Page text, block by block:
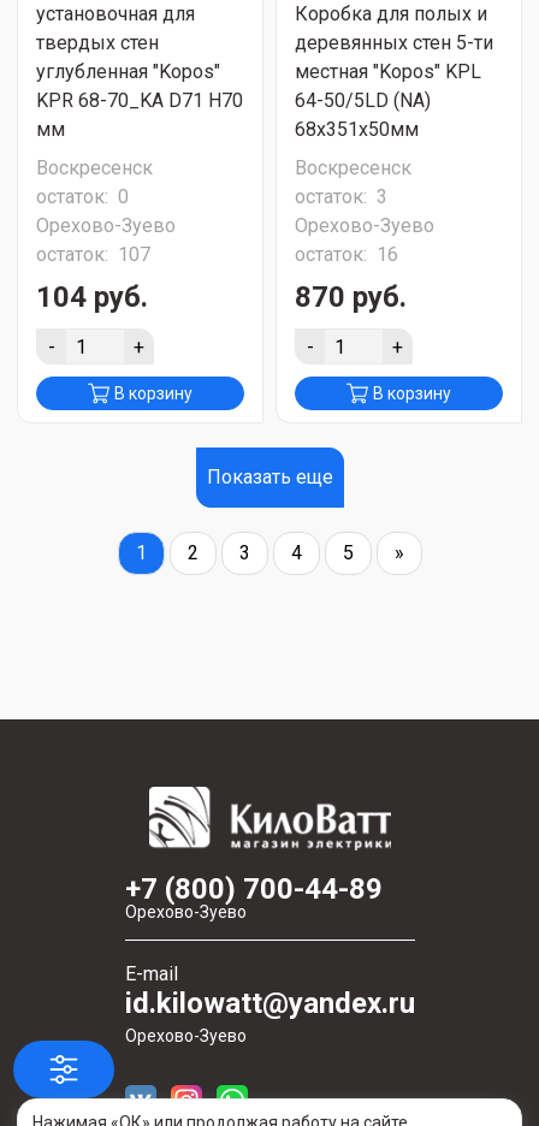
установочная для
твердых стен
углубленная "Kopos"
KPR 68-70_KA D71 H70
мм
Воскресенск
остаток: 0
Орехово-Зуево
остаток: 107
104 руб.
- +
В корзину
Коробка для полых и
деревянных стен 5-ти
местная "Kopos" KPL
64-50/5LD (NA)
68х351х50мм
Воскресенск
остаток: 3
Орехово-Зуево
остаток: 16
870 руб.
- +
В корзину
Показать еще
1 2 3 4 5 »
+7 (800) 700-44-89
Орехово-Зуево
E-mail
id.kilowatt@yandex.ru
Орехово-Зуево